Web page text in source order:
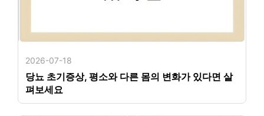
2026-07-18
당뇨 초기증상, 평소와 다른 몸의 변화가 있다면 살
펴보세요